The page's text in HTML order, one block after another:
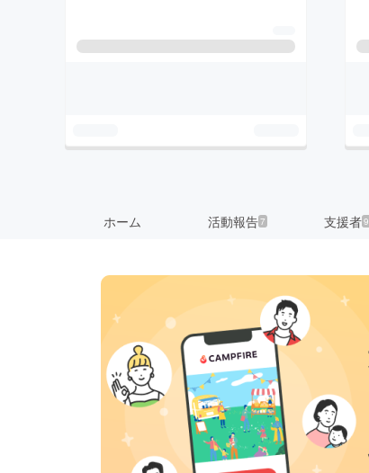
ホーム 活動報告7 支援者